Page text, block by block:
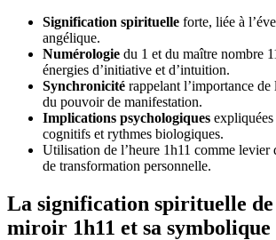
Signification spirituelle forte, liée à
angélique.
Numérologie du 1 et du maître nombre
énergies d’initiative et d’intuition.
Synchronicité rappelant l’importance de
du pouvoir de manifestation.
Implications psychologiques
cognitifs et rythmes biologiques.
Utilisation de l’heure 1h11 comme levier
de transformation personnelle.
La signification spirituelle de
miroir 1h11 et sa symbolique